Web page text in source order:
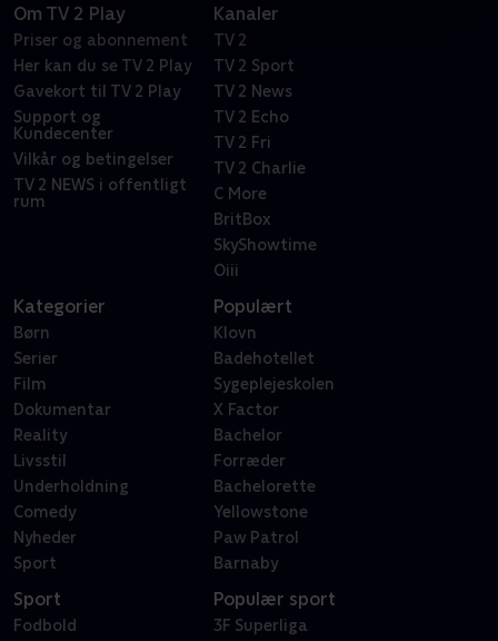
Om TV 2 Play
Priser og abonnement
Her kan du se TV 2 Play
Gavekort til TV 2 Play
Support og
Kundecenter
Vilkår og betingelser
TV 2 NEWS i offentligt
rum
Kanaler
TV 2
TV 2 Sport
TV 2 News
TV 2 Echo
TV 2 Fri
TV 2 Charlie
C More
BritBox
SkyShowtime
Oiii
Kategorier
Børn
Serier
Film
Dokumentar
Reality
Livsstil
Underholdning
Comedy
Nyheder
Sport
Populært
Klovn
Badehotellet
Sygeplejeskolen
X Factor
Bachelor
Forræder
Bachelorette
Yellowstone
Paw Patrol
Barnaby
Sport
Fodbold
Populær sport
3F Superliga